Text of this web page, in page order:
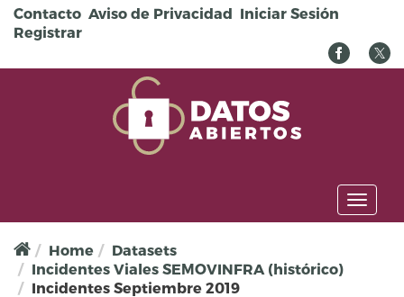
Pasar al contenido principal
Contacto Aviso de Privacidad Iniciar Sesión
Registrar
Toggle
Home
Datasets
Incidentes Viales SEMOVINFRA (histórico)
Incidentes Septiembre 2019